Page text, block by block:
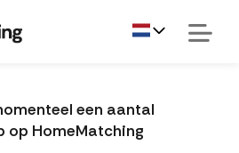
een aantal
op HomeMatching